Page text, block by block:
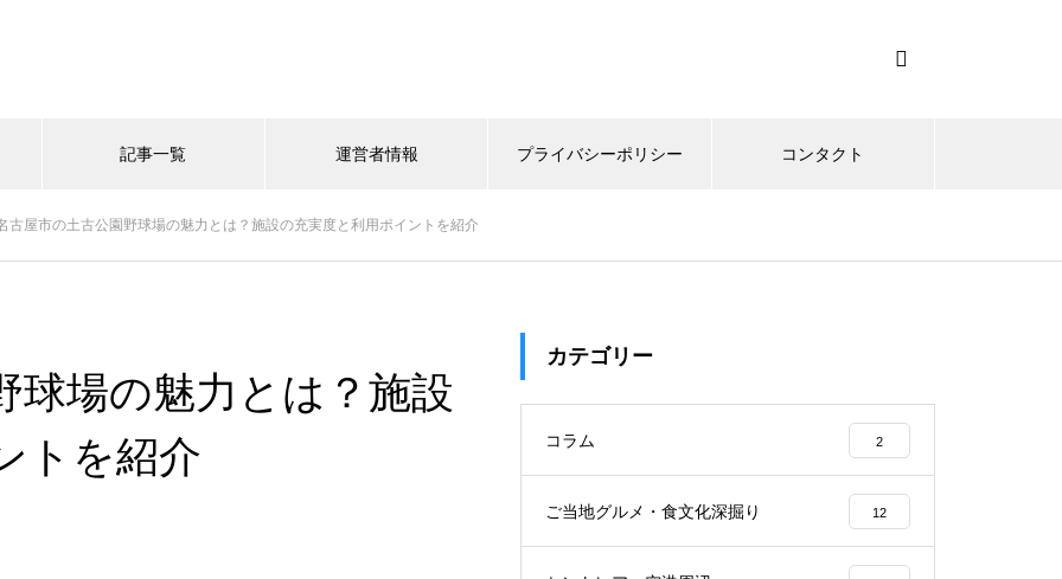
記事一覧 運営者情報 プライバシーポリシー コンタクト
古屋市の土古公園野球場の魅力とは？施設の充実度と利用ポイントを紹介
球場の魅力とは？施設
トを紹介
カテゴリー
コラム 2
ご当地グルメ・食文化深掘り 12